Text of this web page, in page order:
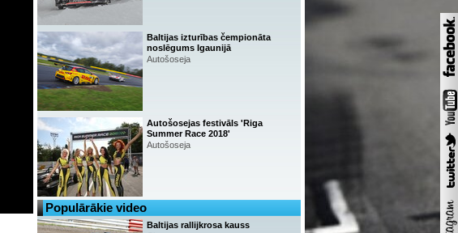
Baltijas izturības čempionāta
noslēgums Igaunijā
Autošoseja
Autošosejas festivāls 'Riga
Summer Race 2018'
Autošoseja
Populārākie video
Baltijas rallijkrosa kauss